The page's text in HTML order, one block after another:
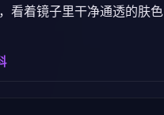
看着镜子里干净通透的肤